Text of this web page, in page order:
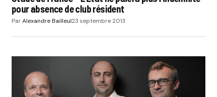
pour absence de club résident
ParAlexandre Bailleul23 septembre 2013